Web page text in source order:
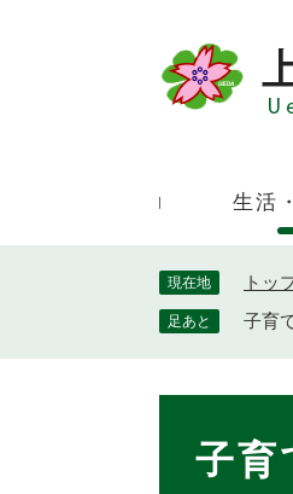
。
生活
現在地 トッ
足あと 子育
子育